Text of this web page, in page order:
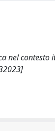
contesto